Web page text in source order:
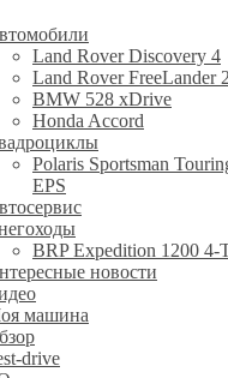
Land Rover Discovery 4
Land Rover FreeLander 2
BMW 528 xDrive
Honda Accord
Polaris Sportsman
EPS
BRP Expedition 1200 4-
новости
машина
drive